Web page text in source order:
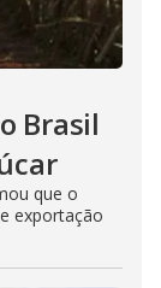
Brasil
que o
exportação